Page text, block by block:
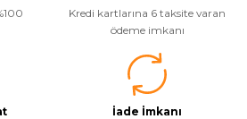
Kredi kartlarına 6 taksite varan
ödeme imkanı
İade İmkanı